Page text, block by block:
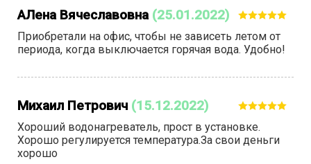
АЛена Вячеславовна (25.01.2022)
Приобретали на офис, чтобы не зависеть летом от
периода, когда выключается горячая вода. Удобно!
Михаил Петрович (15.12.2022)
Хороший водонагреватель, прост в установке.
Хорошо регулируется температура.За свои деньги
хорошо